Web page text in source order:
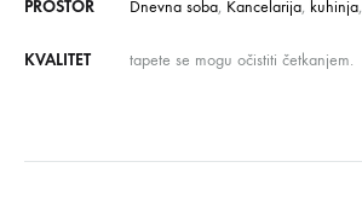
PROSTOR Dnevna soba, Kancelarija, kuhinja,
KVALITET tapete se mogu očistiti četkanjem.